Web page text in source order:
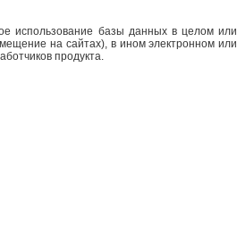
использование базы данных в целом или
на сайтах), в ином электронном или
продукта.